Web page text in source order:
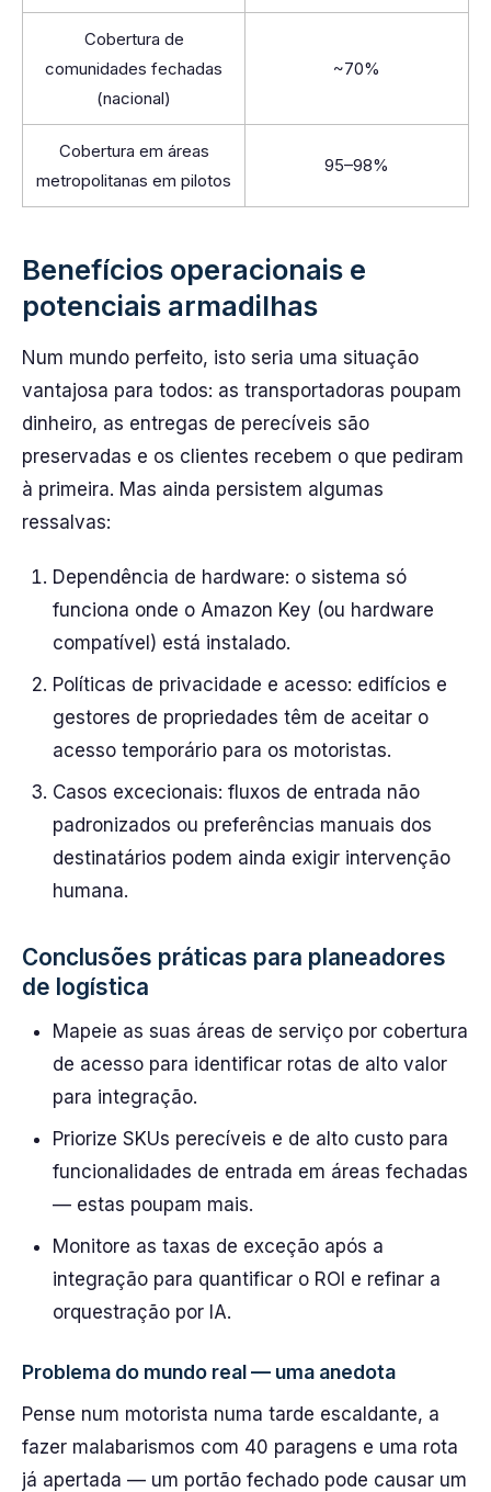
Cobertura de
comunidades fechadas
(nacional)
~70%
Cobertura em áreas
metropolitanas em pilotos
95–98%
Benefícios operacionais e
potenciais armadilhas
Num mundo perfeito, isto seria uma situação
vantajosa para todos: as transportadoras poupam
dinheiro, as entregas de perecíveis são
preservadas e os clientes recebem o que pediram
à primeira. Mas ainda persistem algumas
ressalvas:
Dependência de hardware: o sistema só
funciona onde o Amazon Key (ou hardware
compatível) está instalado.
Políticas de privacidade e acesso: edifícios e
gestores de propriedades têm de aceitar o
acesso temporário para os motoristas.
Casos excecionais: fluxos de entrada não
padronizados ou preferências manuais dos
destinatários podem ainda exigir intervenção
humana.
Conclusões práticas para planeadores
de logística
Mapeie as suas áreas de serviço por cobertura
de acesso para identificar rotas de alto valor
para integração.
Priorize SKUs perecíveis e de alto custo para
funcionalidades de entrada em áreas fechadas
— estas poupam mais.
Monitore as taxas de exceção após a
integração para quantificar o ROI e refinar a
orquestração por IA.
Problema do mundo real — uma anedota
Pense num motorista numa tarde escaldante, a
fazer malabarismos com 40 paragens e uma rota
já apertada — um portão fechado pode causar um